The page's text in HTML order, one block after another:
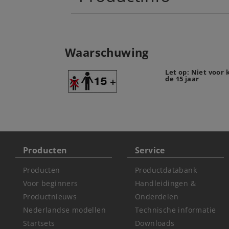
Waarschuwing
Let op: Niet voor
de 15 jaar
Producten
Producten
Voor beginners
Productnieuws
Nederlandse modellen
Startsets
Service
Productdatabank
Handleidingen &
Onderdelen
Technische informatie
Downloads